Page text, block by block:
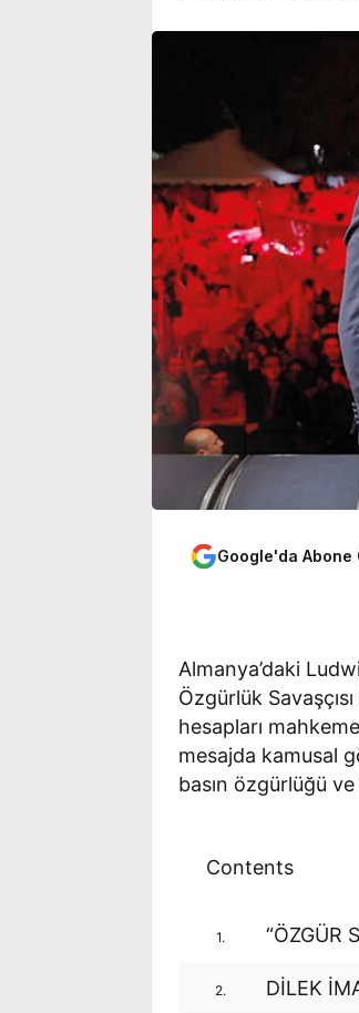
Google'da Abone
Almanya’daki
Özgürlük
hesapları
mesajda kamusal
basın özgürlüğü ve
Contents
1. “ÖZGÜR
2. DİLEK